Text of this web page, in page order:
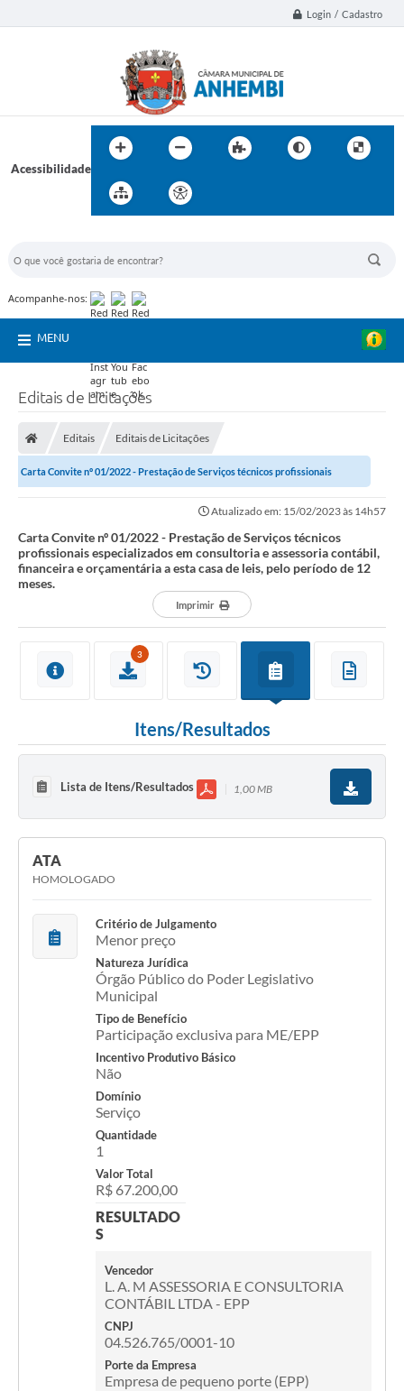
Login / Cadastro
Acessibilidade
Acompanhe-nos:
MENU
Editais de Licitações
Editais Editais de Licitações
Carta Convite nº 01/2022 - Prestação de Serviços técnicos profissionais
Atualizado em: 15/02/2023 às 14h57
Carta Convite nº 01/2022 - Prestação de Serviços técnicos
profissionais especializados em consultoria e assessoria contábil,
financeira e orçamentária a esta casa de leis, pelo período de 12
meses.
Imprimir
3
Itens/Resultados
Lista de Itens/Resultados 1,00 MB
ATA
HOMOLOGADO
Critério de Julgamento
Menor preço
Natureza Jurídica
Órgão Público do Poder Legislativo
Municipal
Tipo de Benefício
Participação exclusiva para ME/EPP
Incentivo Produtivo Básico
Não
Domínio
Serviço
Quantidade
1
Valor Total
R$ 67.200,00
RESULTADO
S
Vencedor
L. A. M ASSESSORIA E CONSULTORIA
CONTÁBIL LTDA - EPP
CNPJ
04.526.765/0001-10
Porte da Empresa
Empresa de pequeno porte (EPP)